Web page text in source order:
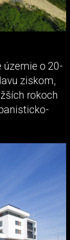
územie o 20-
ziskom,
rokoch